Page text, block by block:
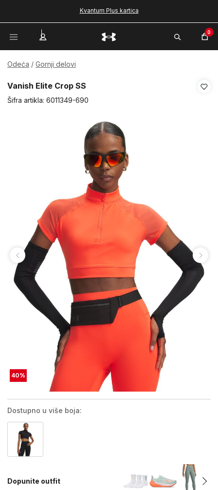
Kvantum Plus kartica
0
Odeća Gornji delovi
Vanish Elite Crop SS
Šifra artikla: 6011349-690
40%
Dostupno u više boja:
Dopunite outfit